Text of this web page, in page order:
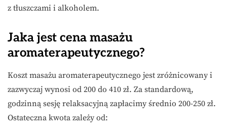
z tłuszczami i alkoholem.
Jaka jest cena masażu
aromaterapeutycznego?
Koszt masażu aromaterapeutycznego jest zróżnicowany i
zazwyczaj wynosi od 200 do 410 zł. Za standardową,
godzinną sesję relaksacyjną zapłacimy średnio 200-250 zł.
Ostateczna kwota zależy od: